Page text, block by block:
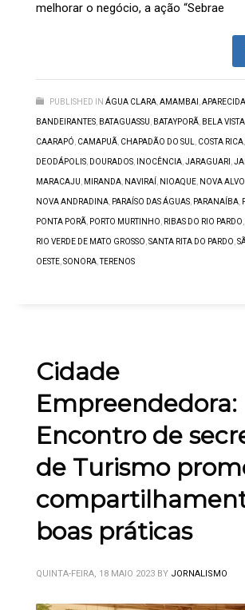
melhorar o negócio, a ação “Sebrae
PUBLISHED IN ÁGUA CLARA AMAMBAI
BANDEIRANTES BATAGUASSU BATAYPORÃ BELA VISTA
CAARAPÓ CAMAPUÃ CHAPADÃO DO SUL COSTA RICA
DEODÁPOLIS DOURADOS INOCÊNCIA JARAGUARI
MARACAJU MIRANDA NAVIRAÍ NIOAQUE NOVA
NOVA ANDRADINA PARAÍSO DAS ÁGUAS PARANAÍBA
PONTA PORÃ PORTO MURTINHO RIBAS DO RIO PARDO
RIO VERDE DE MATO GROSSO SANTA RITA DO PARDO
OESTE SONORA ,TERENOS
Cidade
Empreendedora:
Encontro de
de Turismo
boas práticas
QUINTA-FEIRA, 18 MAIO 2023 BY JORNALISMO